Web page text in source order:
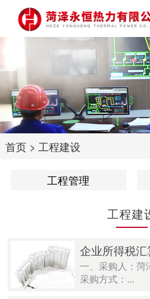
首页> 工程建设
工程管理
工程建
一、采购人：菏
采购方式：...